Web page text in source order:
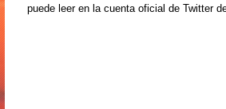
puede leer en la cuenta oficial de Twitter